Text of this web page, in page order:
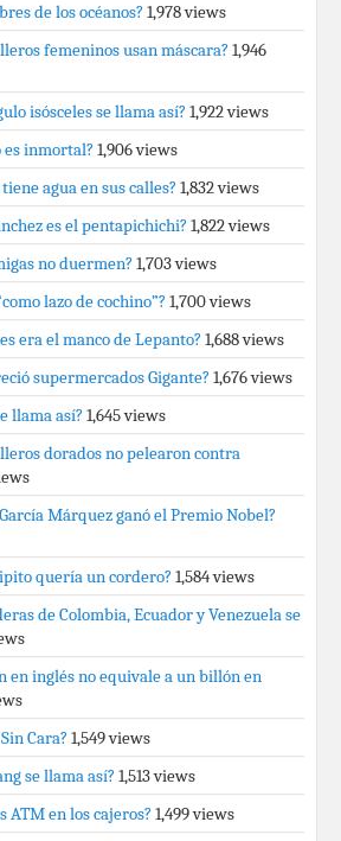
de los océanos? 1,978 views
femeninos usan máscara? 1,946
isósceles se llama así? 1,922 views
es inmortal? 1,906 views
agua en sus calles? 1,832 views
es el pentapichichi? 1,822 views
no duermen? 1,703 views
lazo de cochino”? 1,700 views
era el manco de Lepanto? 1,688 views
supermercados Gigante? 1,676 views
llama así? 1,645 views
dorados no pelearon contra
Márquez ganó el Premio Nobel?
quería un cordero? 1,584 views
de Colombia, Ecuador y Venezuela se
en inglés no equivale a un billón en
Cara? 1,549 views
se llama así? 1,513 views
ATM en los cajeros? 1,499 views